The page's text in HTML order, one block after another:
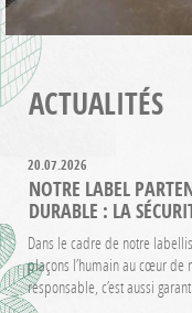
ACTUALITÉS
20.07.2026
NOTRE LABEL
DURABLE : LA
Dans le cadre de notre
plaçons l’humain au cœur de
responsable, c’est aussi